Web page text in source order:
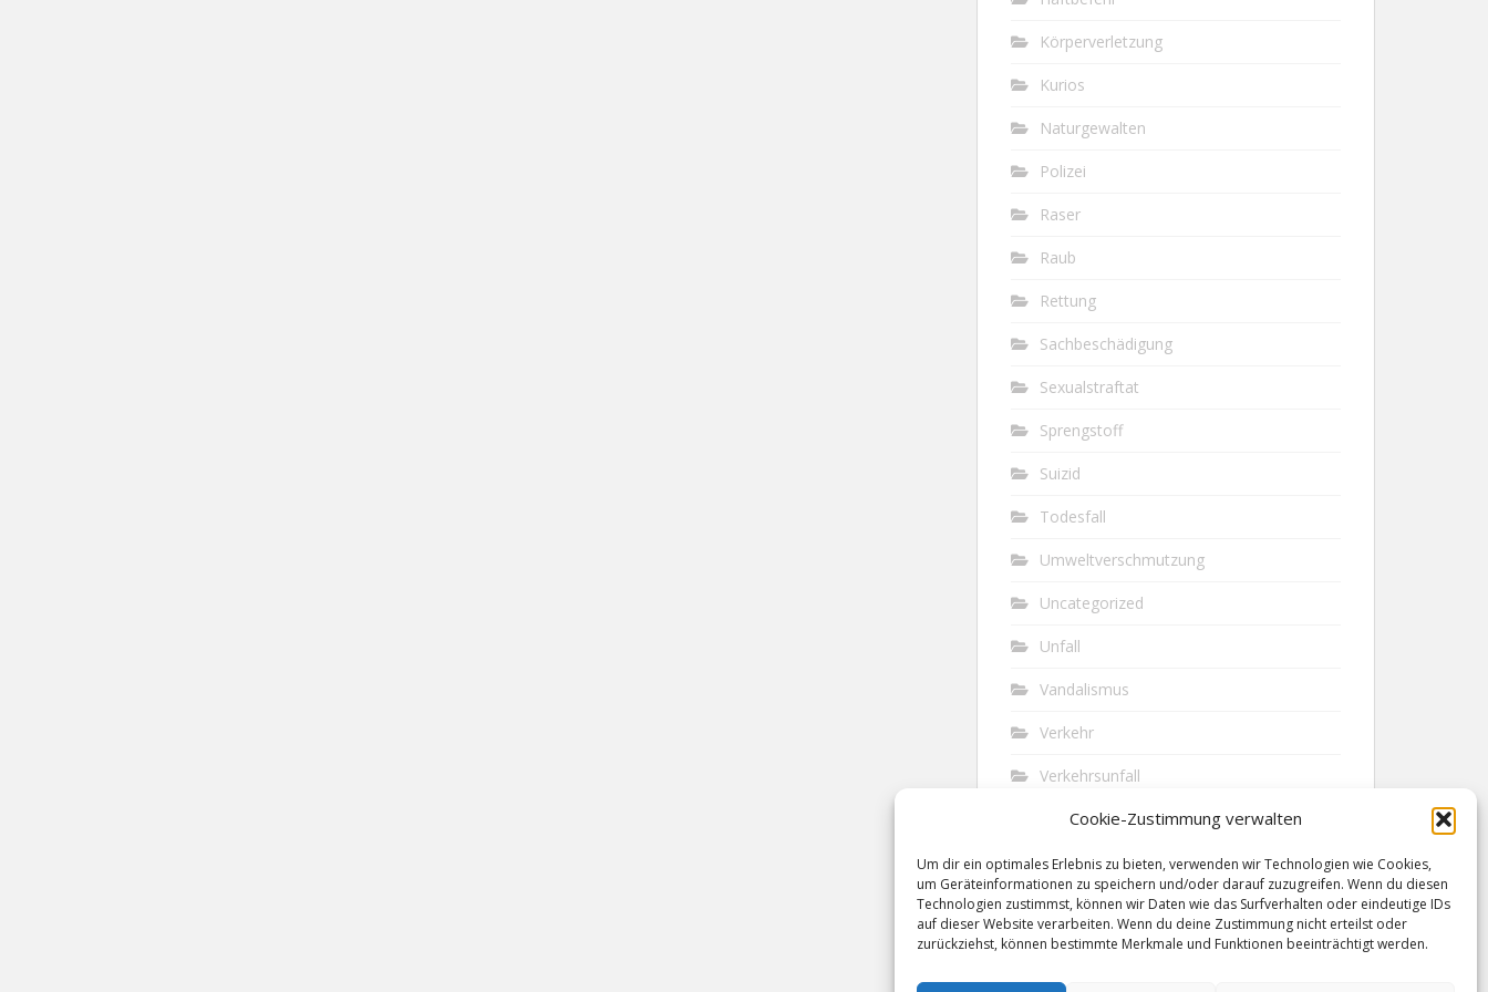
Cookie-Zustimmung verwalten
Um dir ein optimales Erlebnis zu bieten, verwenden wir Technologien wie Cookies,
um Geräteinformationen zu speichern und/oder darauf zuzugreifen. Wenn du diesen
Technologien zustimmst, können wir Daten wie das Surfverhalten oder eindeutige IDs
auf dieser Website verarbeiten. Wenn du deine Zustimmung nicht erteilst oder
zurückziehst, können bestimmte Merkmale und Funktionen beeinträchtigt werden.
Körperverletzung
Kurios
Naturgewalten
Polizei
Raser
Raub
Rettung
Sachbeschädigung
Sexualstraftat
Sprengstoff
Suizid
Todesfall
Umweltverschmutzung
Uncategorized
Unfall
Vandalismus
Verkehr
Verkehrsunfall
Vermisst
Waffen
Wilderei